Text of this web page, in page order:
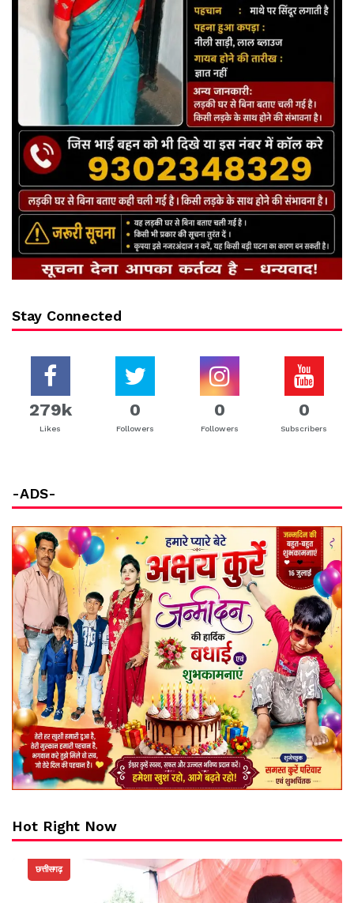
Stay Connected
279k
Likes
0
Followers
0
Followers
0
Subscribers
-ADS-
Hot Right Now
छत्तीसगढ़